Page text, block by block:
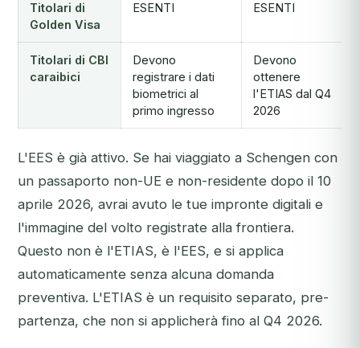
Titolari di
Golden Visa
ESENTI ESENTI
Titolari di CBI
caraibici
Devono
registrare i dati
biometrici al
primo ingresso
Devono
ottenere
l'ETIAS dal Q4
2026
L'EES è già attivo. Se hai viaggiato a Schengen con
un passaporto non-UE e non-residente dopo il 10
aprile 2026, avrai avuto le tue impronte digitali e
l'immagine del volto registrate alla frontiera.
Questo non è l'ETIAS, è l'EES, e si applica
automaticamente senza alcuna domanda
preventiva. L'ETIAS è un requisito separato, pre-
partenza, che non si applicherà fino al Q4 2026.